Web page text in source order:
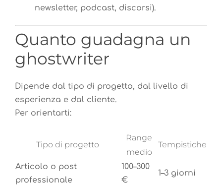
newsletter, podcast, discorsi).
Quanto guadagna un
ghostwriter
Dipende dal tipo di progetto, dal livello di
esperienza e dal cliente.
Per orientarti:
Tipo di progetto
Range
medio
Tempistiche
Articolo o post
professionale
100–300
€
1–3 giorni